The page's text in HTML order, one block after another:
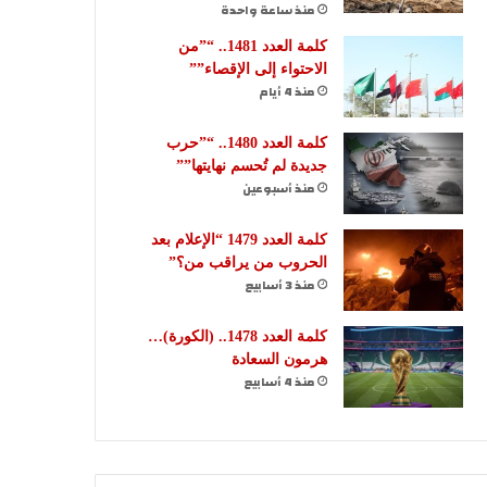
منذ ساعة واحدة
كلمة العدد 1481.. “”من
الاحتواء إلى الإقصاء””
منذ 4 أيام
كلمة العدد 1480.. “”حرب
جديدة لم تُحسم نهايتها””
منذ أسبوعين
كلمة العدد 1479 “الإعلام بعد
الحروب من يراقب من؟”
منذ 3 أسابيع
كلمة العدد 1478.. (الكورة)…
هرمون السعادة
منذ 4 أسابيع